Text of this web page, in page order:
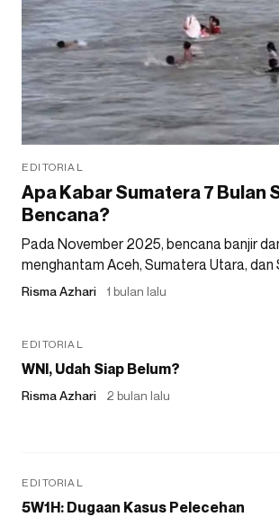
EDITORIAL
Apa Kabar Sumatera 7 Bulan
Bencana?
Pada November 2025, bencana banjir
menghantam Aceh, Sumatera Utara, dan
Risma Azhari 1 bulan lalu
EDITORIAL
WNI, Udah Siap Belum?
Risma Azhari 2 bulan lalu
EDITORIAL
5W1H: Dugaan Kasus Pelecehan